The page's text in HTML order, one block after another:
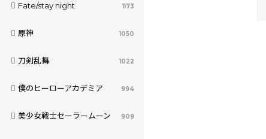
Fate/stay night 1173
原神 1050
刀剣乱舞 1022
僕のヒーローアカデミア 994
美少女戦士セーラームーン 909